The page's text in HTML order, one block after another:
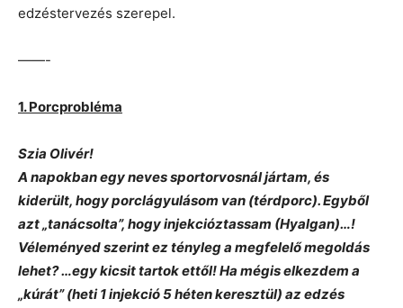
edzéstervezés szerepel.
——-
1. Porcprobléma
Szia Olivér!
A napokban egy neves sportorvosnál jártam, és
kiderült, hogy porclágyulásom van (térdporc). Egyből
azt „tanácsolta”, hogy injekcióztassam (Hyalgan)…!
Véleményed szerint ez tényleg a megfelelő megoldás
lehet? …egy kicsit tartok ettől! Ha mégis elkezdem a
„kúrát” (heti 1 injekció 5 héten keresztül) az edzés